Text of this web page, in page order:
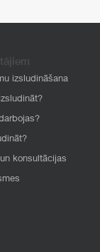
izsludināšana
konsultācijas